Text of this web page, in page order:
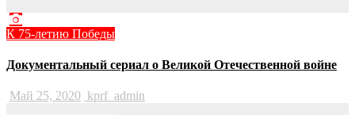
К 75-летию Победы
Документальный сериал о Великой Отечественной войне
Май 25, 2020 kprf_admin